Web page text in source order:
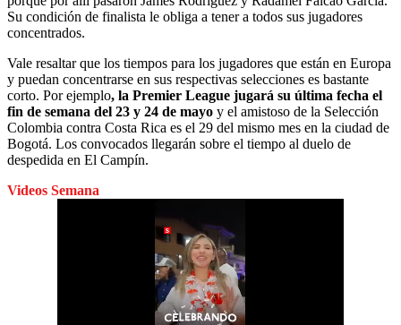
Su condición de finalista le obliga a tener a todos sus jugadores
concentrados.
Vale resaltar que los tiempos para los jugadores que están en Europa
y puedan concentrarse en sus respectivas selecciones es bastante
corto. Por ejemplo, la Premier League jugará su última fecha el
fin de semana del 23 y 24 de mayo y el amistoso de la Selección
Colombia contra Costa Rica es el 29 del mismo mes en la ciudad de
Bogotá. Los convocados llegarán sobre el tiempo al duelo de
despedida en El Campín.
Videos Semana